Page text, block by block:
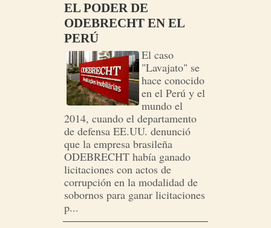
EL PODER DE
ODEBRECHT EN EL
PERÚ
El caso
"Lavajato" se
hace conocido
en el Perú y el
mundo el
2014, cuando el departamento
de defensa EE.UU. denunció
que la empresa brasileña
ODEBRECHT había ganado
licitaciones con actos de
corrupción en la modalidad de
sobornos para ganar licitaciones
p...